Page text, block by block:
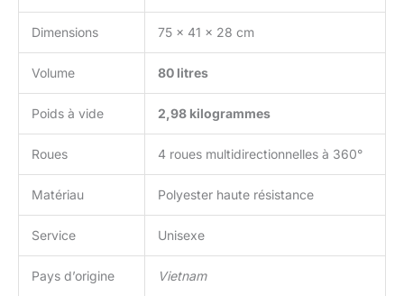
Dimensions 75 x 41 x 28 cm
Volume 80 litres
Poids à vide 2,98 kilogrammes
Roues 4 roues multidirectionnelles à 360°
Matériau Polyester haute résistance
Service Unisexe
Pays d’origine Vietnam